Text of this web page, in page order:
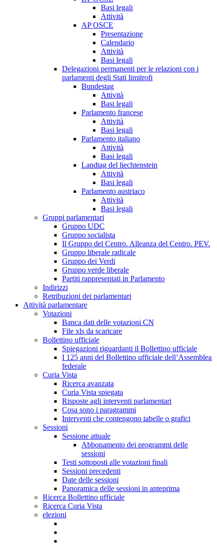
Basi legali
Attività
AP OSCE
Presentazione
Calendario
Attività
Basi legali
Delegazioni permanenti per le relazioni con i
parlamenti degli Stati limitrofi
Bundestag
Attività
Basi legali
Parlamento francese
Attività
Basi legali
Parlamento italiano
Attività
Basi legali
Landtag del liechtenstein
Attività
Basi legali
Parlamento austriaco
Attività
Basi legali
Gruppi parlamentari
Gruppo UDC
Gruppo socialista
Il Gruppo del Centro. Alleanza del Centro. PEV.
Gruppo liberale radicale
Gruppo dei Verdi
Gruppo verde liberale
Partiti rappresentati in Parlamento
Indirizzi
Retribuzioni dei parlamentari
Attività parlamentare
Votazioni
Banca dati delle votazioni CN
File xls da scaricare
Bollettino ufficiale
Spiegazioni riguardanti il Bollettino ufficiale
I 125 anni del Bollettino ufficiale dell’Assemblea
federale
Curia Vista
Ricerca avanzata
Curia Vista spiegata
Risposte agli interventi parlamentari
Cosa sono i paragrammi
Interventi che contengono tabelle o grafici
Sessioni
Sessione attuale
Abbonamento dei programmi delle
sessioni
Testi sottoposti alle votazioni finali
Sessioni precedenti
Date delle sessioni
Panoramica delle sessioni in anteprima
Ricerca Bollettino ufficiale
Ricerca Curia Vista
elezioni